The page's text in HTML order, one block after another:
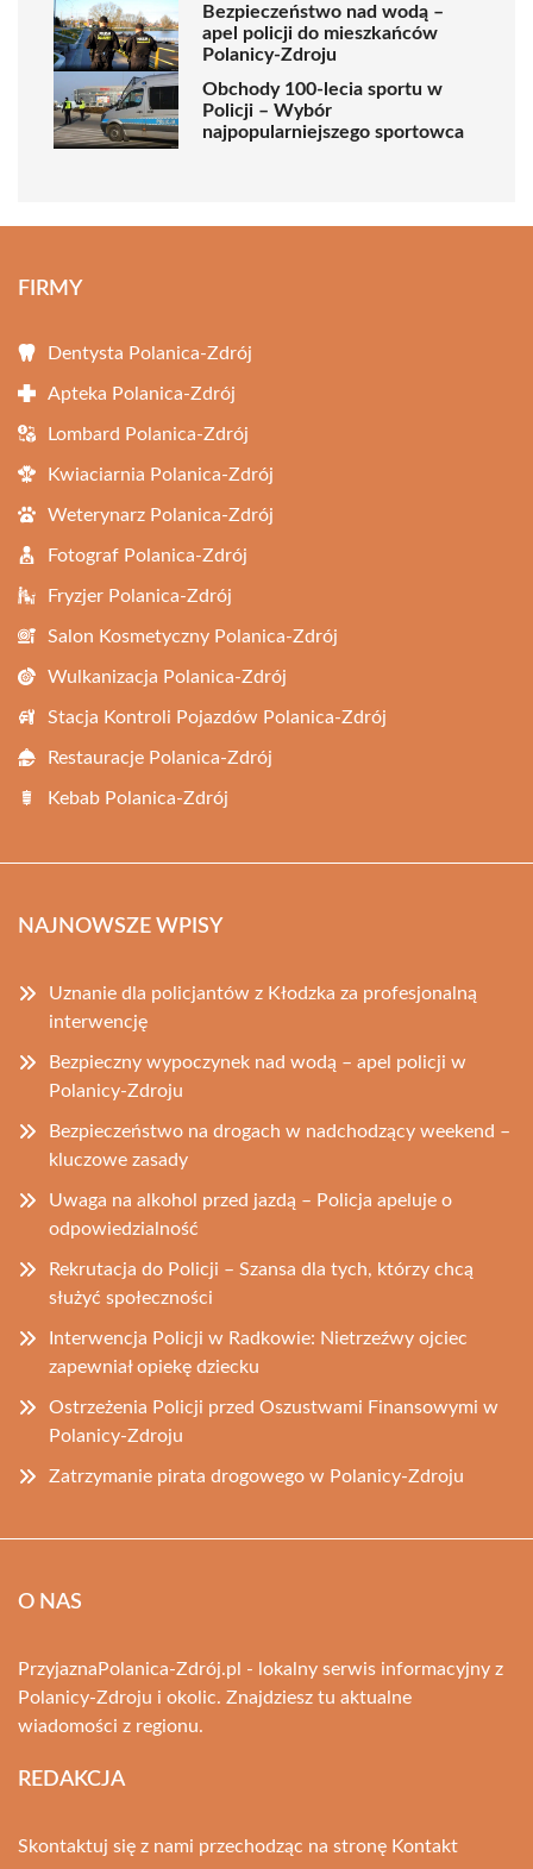
Bezpieczeństwo nad wodą –
apel policji do mieszkańców
Polanicy-Zdroju
Obchody 100-lecia sportu w
Policji – Wybór
najpopularniejszego sportowca
FIRMY
Dentysta Polanica-Zdrój
Apteka Polanica-Zdrój
Lombard Polanica-Zdrój
Kwiaciarnia Polanica-Zdrój
Weterynarz Polanica-Zdrój
Fotograf Polanica-Zdrój
Fryzjer Polanica-Zdrój
Salon Kosmetyczny Polanica-Zdrój
Wulkanizacja Polanica-Zdrój
Stacja Kontroli Pojazdów Polanica-Zdrój
Restauracje Polanica-Zdrój
Kebab Polanica-Zdrój
NAJNOWSZE WPISY
Uznanie dla policjantów z Kłodzka za profesjonalną
interwencję
Bezpieczny wypoczynek nad wodą – apel policji w
Polanicy-Zdroju
Bezpieczeństwo na drogach w nadchodzący weekend –
kluczowe zasady
Uwaga na alkohol przed jazdą – Policja apeluje o
odpowiedzialność
Rekrutacja do Policji – Szansa dla tych, którzy chcą
służyć społeczności
Interwencja Policji w Radkowie: Nietrzeźwy ojciec
zapewniał opiekę dziecku
Ostrzeżenia Policji przed Oszustwami Finansowymi w
Polanicy-Zdroju
Zatrzymanie pirata drogowego w Polanicy-Zdroju
O NAS
PrzyjaznaPolanica-Zdrój.pl - lokalny serwis informacyjny z
Polanicy-Zdroju i okolic. Znajdziesz tu aktualne
wiadomości z regionu.
REDAKCJA
Skontaktuj się z nami przechodząc na stronę Kontakt